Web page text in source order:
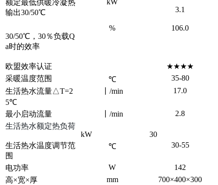
额定最低供暖冷凝热
输出30/50℃
kW
3.1
30/50℃，30％负载Q
a时的效率
% 106.0
欧盟效率认证
★★★★
采暖温度范围
℃
35-80
生活热水流量△T=2
5℃
丨/min 17.0
最小启动流量 丨/min
2.8
生活热水额定热负荷
kW
30
生活热水温度调节范
围
℃ 30-55
电功率 W
142
高×宽×厚
mm
700×400×300